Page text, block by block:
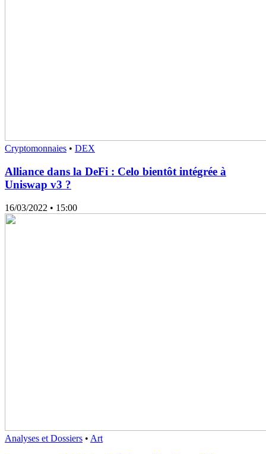
Cryptomonnaies • DEX
Alliance dans la DeFi : Celo bientôt intégrée à
Uniswap v3 ?
16/03/2022 • 15:00
Analyses et Dossiers • Art